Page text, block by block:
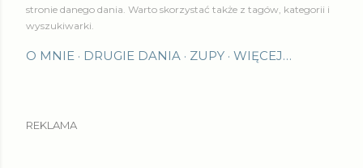
stronie danego dania. Warto skorzystać także z tagów, kategorii i
wyszukiwarki.
O MNIE DRUGIE DANIA ZUPY WIĘCEJ…
REKLAMA